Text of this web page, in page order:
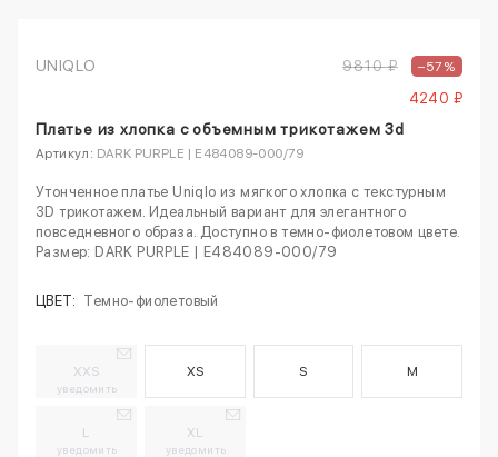
UNIQLO 9810 ₽ –57%
4240 ₽
Платье из хлопка с объемным трикотажем 3d
Артикул: DARK PURPLE | E484089-000/79
Утонченное платье Uniqlo из мягкого хлопка с текстурным
3D трикотажем. Идеальный вариант для элегантного
повседневного образа. Доступно в темно-фиолетовом цвете.
Размер: DARK PURPLE | E484089-000/79
ЦВЕТ: Темно-фиолетовый
XXS
уведомить
XS S M
L
уведомить
XL
уведомить